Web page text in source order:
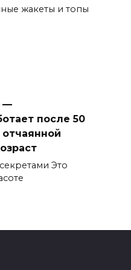
жакеты и топы
—
после 50
Это